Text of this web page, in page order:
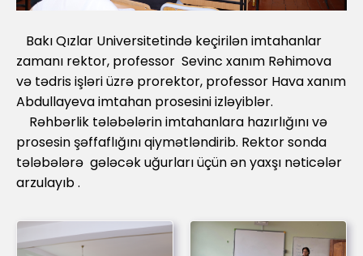
Bakı Qızlar Universitetində keçirilən imtahanlar
zamanı rektor, professor Sevinc xanım Rəhimova
və tədris işləri üzrə prorektor, professor Hava xanım
Abdullayeva imtahan prosesini izləyiblər.
Rəhbərlik tələbələrin imtahanlara hazırlığını və
prosesin şəffaflığını qiymətləndirib. Rektor sonda
tələbələrə gələcək uğurları üçün ən yaxşı nəticələr
arzulayıb .